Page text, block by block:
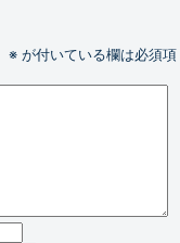
※ が付いている欄は必須項